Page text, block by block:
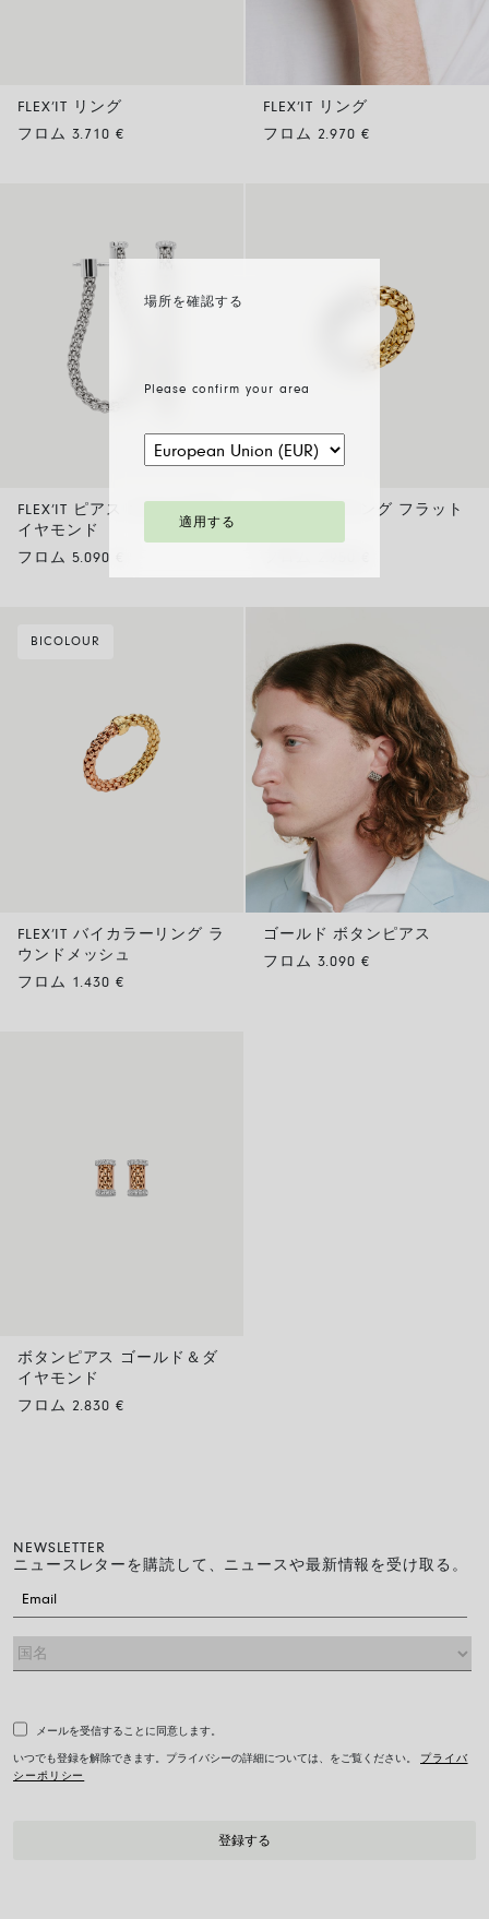
場所を確認する
Please confirm your area
適用する
FLEX’IT リング
フロム 3.710 €
FLEX’IT リング
フロム 2.970 €
FLEX’IT ピアス ゴールド＆ダ
イヤモンド
フロム 5.090 €
バイカラーリング フラット
BICOLOUR
FLEX’IT バイカラーリング ラ
ウンドメッシュ
フロム 1.430 €
ゴールド ボタンピアス
フロム 3.090 €
ボタンピアス ゴールド＆ダ
イヤモンド
フロム 2.830 €
NEWSLETTER
ニュースレターを購読して、ニュースや最新情報を受け取る。
メールを受信することに同意します。
いつでも登録を解除できます。プライバシーの詳細については、をご覧ください。 プライバ
シーポリシー